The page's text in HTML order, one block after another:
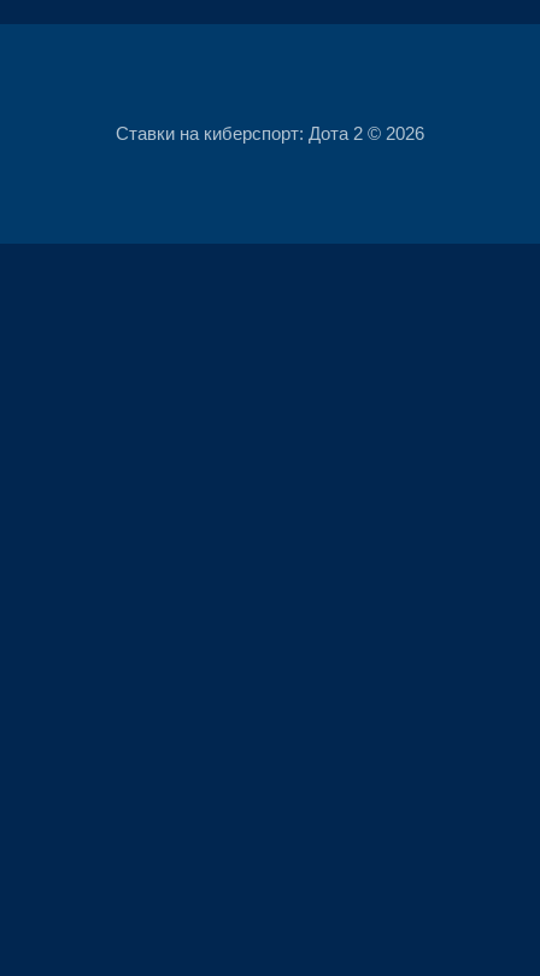
Ставки на киберспорт: Дота 2 © 2026